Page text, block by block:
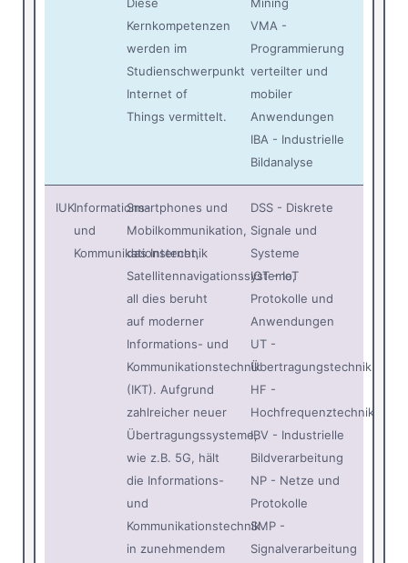
Kernkompetenzen
werden im
Studienschwerpunkt
Internet of
Things vermittelt.
VMA -
Programmierung
verteilter und
mobiler
Anwendungen
IBA - Industrielle
Bildanalyse
IUKInformations-
und
Kommunikationstechnik
Smartphones und
Mobilkommunikation,
das Internet,
Satellitennavigationssysteme,
all dies beruht
auf moderner
Informations- und
Kommunikationstechnik
(IKT). Aufgrund
zahlreicher neuer
Übertragungssysteme,
wie z.B. 5G, hält
die Informations-
und
Kommunikationstechnik
in zunehmendem
DSS - Diskrete
Signale und
Systeme
IOT - IoT
Protokolle und
Anwendungen
UT -
Übertragungstechnik
HF -
Hochfrequenztechnik
IBV - Industrielle
Bildverarbeitung
NP - Netze und
Protokolle
SMP -
Signalverarbeitung